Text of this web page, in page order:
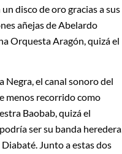
disco de oro gracias a sus
añejas de Abelardo
Orquesta Aragón, quizá el
Negra, el canal sonoro del
menos recorrido como
Baobab, quizá el
ser su banda
Junto a estas dos